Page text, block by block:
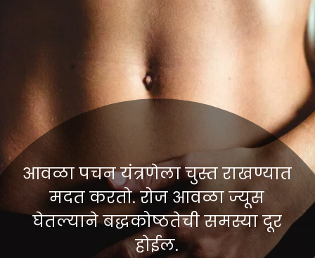
आवळा पचन यंत्रणेला चुस्त राखण्यात
मदत करतो. रोज आवळा ज्यूस
घेतल्याने बद्धकोष्ठतेची समस्या दूर
होईल.